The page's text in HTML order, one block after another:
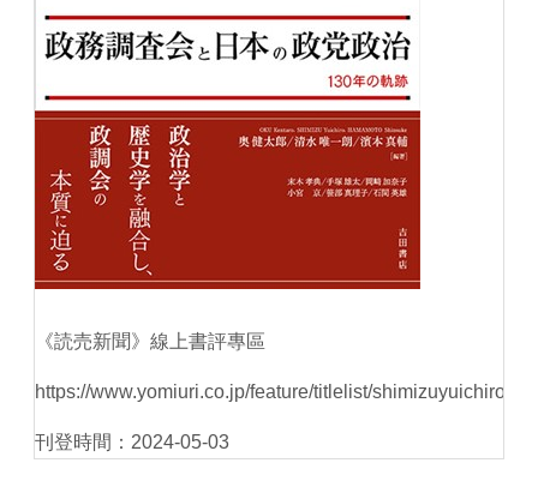
《読売新聞》線上書評專區
https://www.yomiuri.co.jp/feature/titlelist/shimizuyuichiro/
刊登時間：2024-05-03